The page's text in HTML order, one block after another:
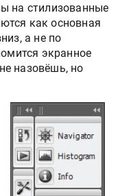
на стилизованные
как основная
а не по
экранное
назовёшь, но